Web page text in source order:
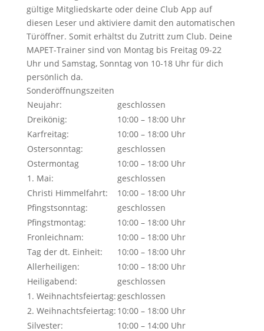
gültige Mitgliedskarte oder deine Club App auf
diesen Leser und aktiviere damit den automatischen
Türöffner. Somit erhältst du Zutritt zum Club. Deine
MAPET-Trainer sind von Montag bis Freitag 09-22
Uhr und Samstag, Sonntag von 10-18 Uhr für dich
persönlich da.
Sonderöffnungszeiten
Neujahr:
geschlossen
Dreikönig:
10:00 – 18:00 Uhr
Karfreitag:
10:00 – 18:00 Uhr
Ostersonntag:
geschlossen
Ostermontag
10:00 – 18:00 Uhr
1. Mai:
geschlossen
Christi Himmelfahrt:
10:00 – 18:00 Uhr
Pfingstsonntag:
geschlossen
Pfingstmontag:
10:00 – 18:00 Uhr
Fronleichnam:
10:00 – 18:00 Uhr
Tag der dt. Einheit:
10:00 – 18:00 Uhr
Allerheiligen:
10:00 – 18:00 Uhr
Heiligabend:
geschlossen
1. Weihnachtsfeiertag:geschlossen
2. Weihnachtsfeiertag: 10:00 – 18:00 Uhr
Silvester:
10:00 – 14:00 Uhr